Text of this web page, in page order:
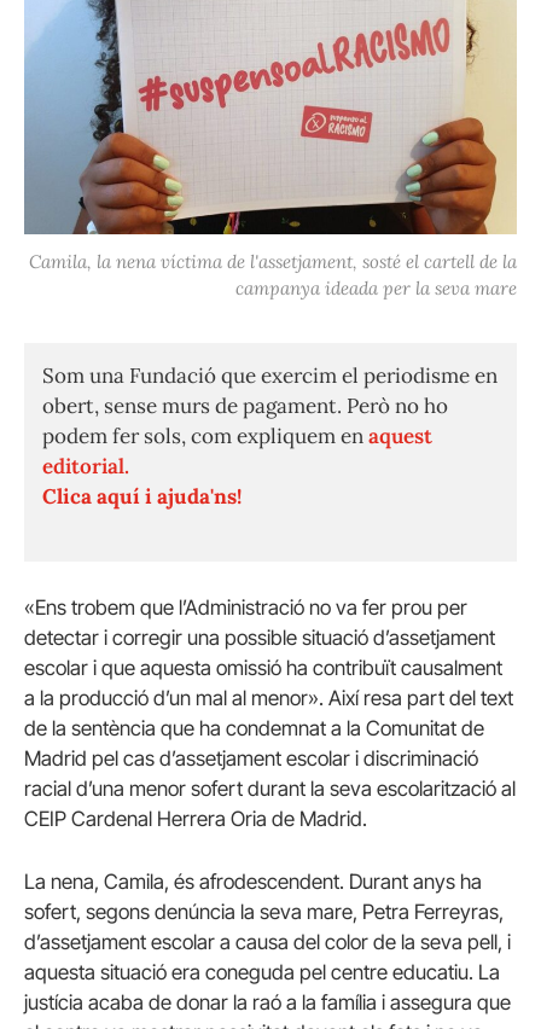
Camila, la nena víctima de l'assetjament, sosté el cartell de la
campanya ideada per la seva mare
Som una Fundació que exercim el periodisme en
obert, sense murs de pagament. Però no ho
podem fer sols, com expliquem enaquest
editorial.
Clica aquí i ajuda'ns!
«Ens trobem que l’Administració no va fer prou per
detectar i corregir una possible situació d’assetjament
escolar i que aquesta omissió ha contribuït causalment
a la producció d’un mal al menor». Així resa part del text
de la sentència que ha condemnat a la Comunitat de
Madrid pel cas d’assetjament escolar i discriminació
racial d’una menor sofert durant la seva escolarització al
CEIP Cardenal Herrera Oria de Madrid.
La nena, Camila, és afrodescendent. Durant anys ha
sofert, segons denúncia la seva mare, Petra Ferreyras,
d’assetjament escolar a causa del color de la seva pell, i
aquesta situació era coneguda pel centre educatiu. La
justícia acaba de donar la raó a la família i assegura que